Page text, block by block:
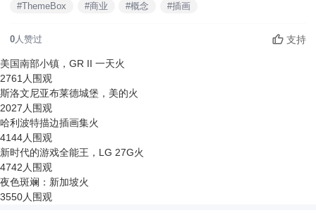
#ThemeBox #商业 #概念 #插画
0人赞过 支持
美国南部小镇，GR II 一天火
2761人围观
斯洛文尼亚布莱德城堡，美的火
2027人围观
哈利波特描边插画集火
4144人围观
新时代的游戏全能王，LG 27G火
4742人围观
夜色斑斓：新加坡火
3550人围观